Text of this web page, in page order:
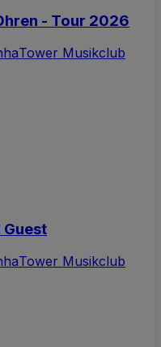
- Tour 2026
Tower Musikclub
Tower Musikclub